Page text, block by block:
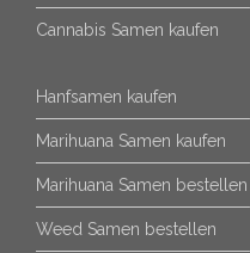
Cannabis Samen kaufen
Hanfsamen kaufen
Marihuana Samen kaufen
Marihuana Samen bestellen
Weed Samen bestellen